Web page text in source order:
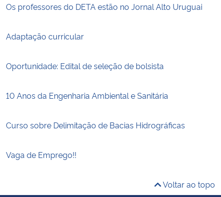
Os professores do DETA estão no Jornal Alto Uruguai
Adaptação curricular
Oportunidade: Edital de seleção de bolsista
10 Anos da Engenharia Ambiental e Sanitária
Curso sobre Delimitação de Bacias Hidrográficas
Vaga de Emprego!!
Voltar ao topo